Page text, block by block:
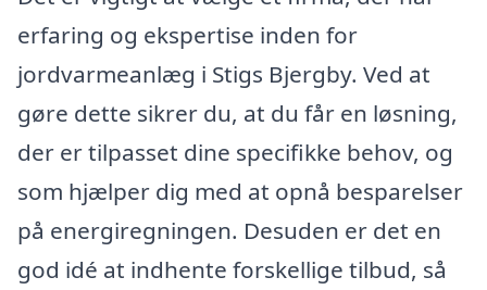
erfaring og ekspertise inden for
jordvarmeanlæg i Stigs Bjergby. Ved at
gøre dette sikrer du, at du får en løsning,
der er tilpasset dine specifikke behov, og
som hjælper dig med at opnå besparelser
på energiregningen. Desuden er det en
god idé at indhente forskellige tilbud, så